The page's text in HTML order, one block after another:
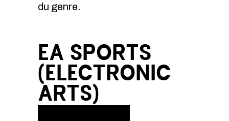
du genre.
EA SPORTS
(ELECTRONIC
ARTS)